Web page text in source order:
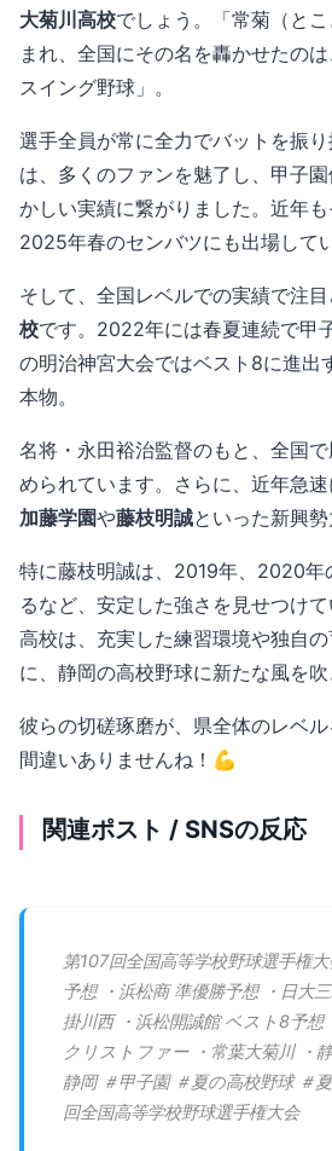
大菊川高校でしょう。「常菊（と
まれ、全国にその名を轟かせたの
スイング野球」。
選手全員が常に全力でバットを振
は、多くのファンを魅了し、甲子
かしい実績に繋がりました。近年も
2025年春のセンバツにも出場して
そして、全国レベルでの実績で注
校です。2022年には春夏連続で甲
の明治神宮大会ではベスト8に進出
本物。
名将・永田裕治監督のもと、全国
められています。さらに、近年急
加藤学園や藤枝明誠といった新興勢
特に藤枝明誠は、2019年、2020年
るなど、安定した強さを見せつけ
高校は、充実した練習環境や独自
に、静岡の高校野球に新たな風を吹
彼らの切磋琢磨が、県全体のレベ
間違いありませんね！💪
関連ポスト / SNSの反応
第107回全国高等学校野球選手権
予想 ・浜松商 準優勝予想 ・日大
掛川西 ・浜松開誠館 ベスト8予想
クリストファー ・常葉大菊川 ・
静岡 ＃甲子園 ＃夏の高校野球 ＃
回全国高等学校野球選手権大会